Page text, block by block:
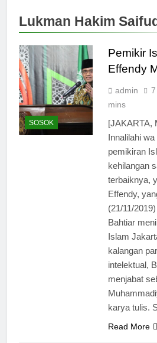
Lukman Hakim
SOSOK
Pemikir
Effendy
admin
mins
Innalilahi
pemikiran
kehilangan
terbaiknya,
Effendy,
(21/11/
Bahtiar
Islam
kalangan
intelektual,
menjabat
karya tulis.
Read More